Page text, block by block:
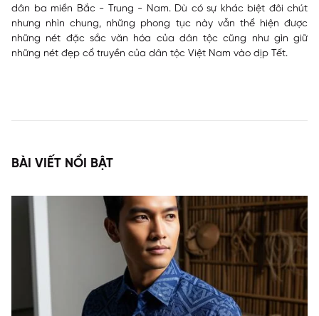
dân ba miền Bắc - Trung - Nam. Dù có sự khác biệt đôi chút
nhưng nhìn chung, những phong tục này vẫn thể hiện được
những nét đặc sắc văn hóa của dân tộc cũng như gìn giữ
những nét đẹp cổ truyền của dân tộc Việt Nam vào dịp Tết.
BÀI VIẾT NỔI BẬT